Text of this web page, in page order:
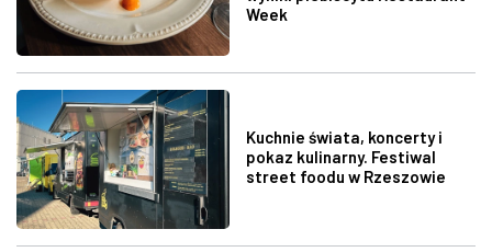
Week
Kuchnie świata, koncerty i
pokaz kulinarny. Festiwal
street foodu w Rzeszowie